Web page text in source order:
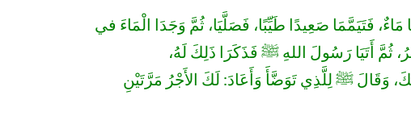
فَتَيَمَّمَا صَعِيدًا طَيِّبًا، فَصَلَّيَا، ثُمَّ وَجَدَا الْمَاءَ في
ثُمَّ أَتَيَا رَسُولَ اللهِ ﷺ فَذَكَرَا ذَلِكَ لَهُ،
وَقَالَ ﷺ لِلَّذِي تَوَضَّأَ وَأَعَادَ: لَكَ الأَجْرُ مَرَّتَيْنِ